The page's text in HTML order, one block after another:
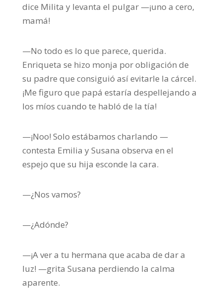
dice Milita y levanta el pulgar —¡uno a cero,
mamá!
—No todo es lo que parece, querida.
Enriqueta se hizo monja por obligación de
su padre que consiguió así evitarle la cárcel.
¡Me figuro que papá estaría despellejando a
los míos cuando te habló de la tía!
—¡Noo! Solo estábamos charlando —
contesta Emilia y Susana observa en el
espejo que su hija esconde la cara.
—¿Nos vamos?
—¿Adónde?
—¡A ver a tu hermana que acaba de dar a
luz! —grita Susana perdiendo la calma
aparente.